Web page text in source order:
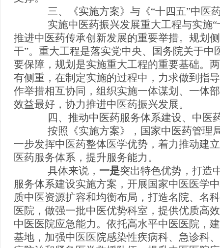
三、《实施方案》与《“十四五”中医
实施中医药振兴发展重大工程与实施“
推进中医药传承创新发展的重要举措。规划
干”。重大工程是落实党中央、国务院关于
要保障，规划是实施重大工程的重要基础。
有侧重，在制定实施的过程中，力求做到指
作举措相互协同，组织实施一体谋划、一体
效益最好，协力推进中医药振兴发展。
四、推动中医药服务体系建设、中医
按照《实施方案》，国家中医药管理
一步发挥中医药整体医学优势，着力推动建
医药服务体系，提升服务能力。
具体来说， 一是突出特色优势，打造
服务体系建设实施方案，开展国家中医医学
质中医资源扩容和均衡布局，打造名院、名
医院，做强一批中医优势科室，提供优质高
中医医院应急能力。依托高水平中医医院，
基地，加强中医医院感染性疾病科、急诊科